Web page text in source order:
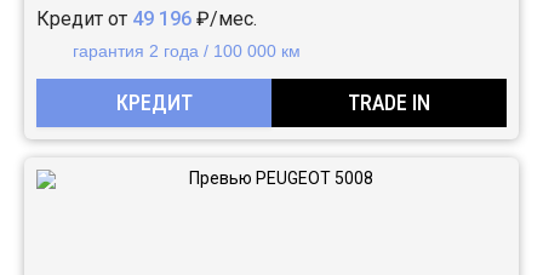
Кредит от 49 196 ₽/мес.
гарантия 2 года / 100 000 км
КРЕДИТ TRADE IN